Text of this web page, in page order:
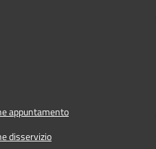
appuntamento
disservizio